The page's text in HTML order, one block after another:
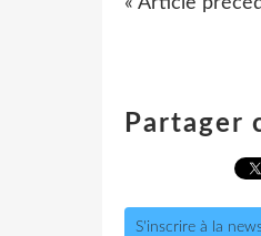
Partager
S'inscrire à la